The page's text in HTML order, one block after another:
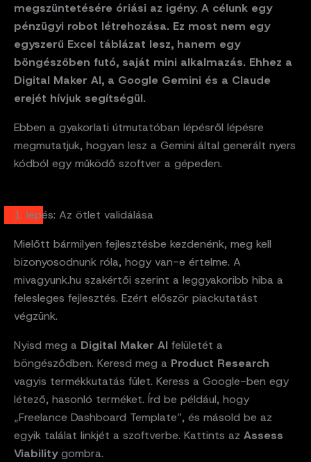
megszüntetésére óriási az igény. A célunk egy
pénzügyi robot létrehozása. Ez most nem egy
egyszerű Excel táblázat lesz, hanem egy
böngészőben futó, saját mini alkalmazás. Ehhez a
Digital Maker AI, a Google Gemini és a Claude
erejét hívjuk segítségül.
Ebben a gyakorlati útmutatóban lépésről lépésre
megmutatjuk, hogyan lesz a Gemini által generált nyers
kódból egy működő szoftver a gépeden.
1. lépés: Az ötlet validálása
Mielőtt bármilyen fejlesztésbe kezdenénk, meg kell
bizonyosodnunk róla, hogy van-e értelme. A
mivagyunk.hu szakértői szerint a leggyakoribb hiba a
felesleges fejlesztés. Ezért először piackutatást
végzünk.
Nyisd meg a Digital Maker AI felületét a
böngésződben. Keresd meg a Product Research
vagyis termékkutatás fület. Keress a Google-ben egy
létező, hasonló terméket. Írd be például, hogy
„Freelance Dashboard Template”, és másold be az
egyik találat linkjét a szoftverbe. Kattints az Assess
Viabilitygombra.